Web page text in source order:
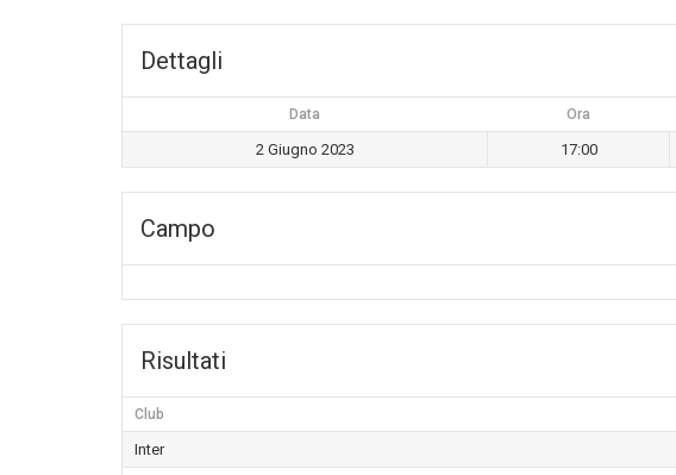
Dettagli
Data Ora
2 Giugno 2023 17:00
Campo
Risultati
Club
Inter